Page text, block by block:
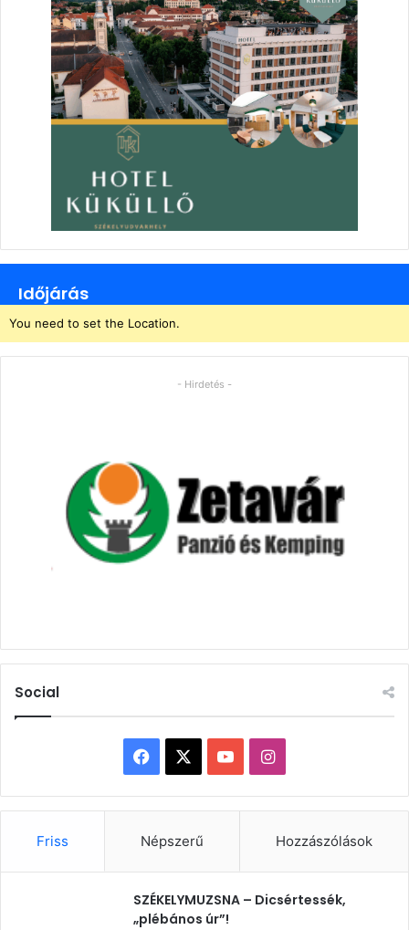
Időjárás
You need to set the Location.
- Hirdetés -
Social
Facebook YouTubeInstagram
Friss Népszerű Hozzászólások
SZÉKELYMUZSNA – Dicsértessék,
„plébános úr”!